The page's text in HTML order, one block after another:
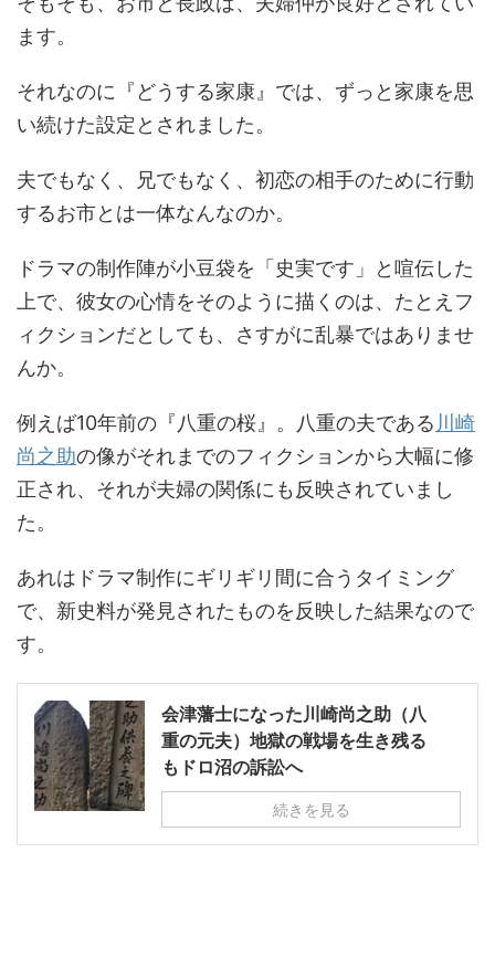
ます。
それなのに『どうする家康』では、ずっと家康を思
い続けた設定とされました。
夫でもなく、兄でもなく、初恋の相手のために行動
するお市とは一体なんなのか。
ドラマの制作陣が小豆袋を「史実です」と喧伝した
上で、彼女の心情をそのように描くのは、たとえフ
ィクションだとしても、さすがに乱暴ではありませ
んか。
例えば10年前の『八重の桜』。八重の夫である 川崎
尚之助の像がそれまでのフィクションから大幅に修
正され、それが夫婦の関係にも反映されていまし
た。
あれはドラマ制作にギリギリ間に合うタイミング
で、新史料が発見されたものを反映した結果なので
す。
会津藩士になった川崎尚之助（八
重の元夫）地獄の戦場を生き残る
もドロ沼の訴訟へ
続きを見る